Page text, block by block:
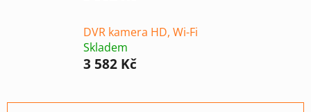
DVR kamera HD, Wi-Fi
Skladem
3 582 Kč